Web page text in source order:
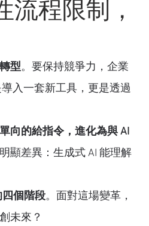
流程限制，
型。要保持競爭力，企業
入一套新工具，更是透過
向的給指令，進化為與 AI
顯差異：生成式 AI 能理解
四個階段。面對這場變革，
未來？